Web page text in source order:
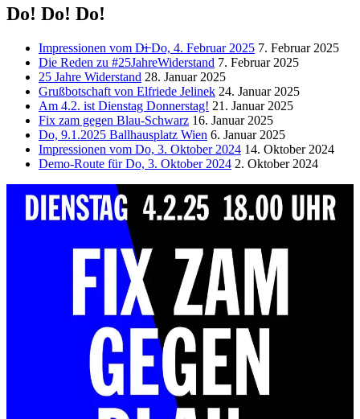
Do! Do! Do!
Impressionen vom D̶i̶ Do, 4. Februar 2025 7. Februar 2025
Die Reden zu #25JahreWiderstand 7. Februar 2025
25 Jahre Widerstand 28. Januar 2025
Grußbotschaft von Elfriede Jelinek 24. Januar 2025
Am 4.2. ist Dienstag Donnerstag! 21. Januar 2025
Fix zam gegen Blau-Schwarz 16. Januar 2025
Do, 9.1.2025 Ballhausplatz Wien 6. Januar 2025
Impressionen vom Do, 3. Oktober 2024 14. Oktober 2024
Demo-Route für Do, 3. Oktober 2024 2. Oktober 2024